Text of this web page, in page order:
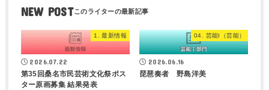
NEW POST
1. 最新情報
2026.07.22
第35回桑名市民芸術文化祭ポス
ター原画募集 結果発表
04. 芸能I（芸能）
2026.06.16
琵琶奏者 野島洋美